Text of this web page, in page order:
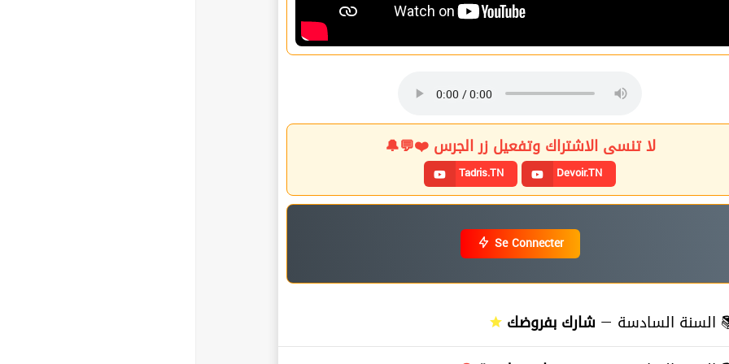
لا تنسى الاشتراك وتفعيل زر الجرس ❤️💬🔔
Tadris.TN Devoir.TN
Se Connecter
السنة السادسة — شارك بفروضك